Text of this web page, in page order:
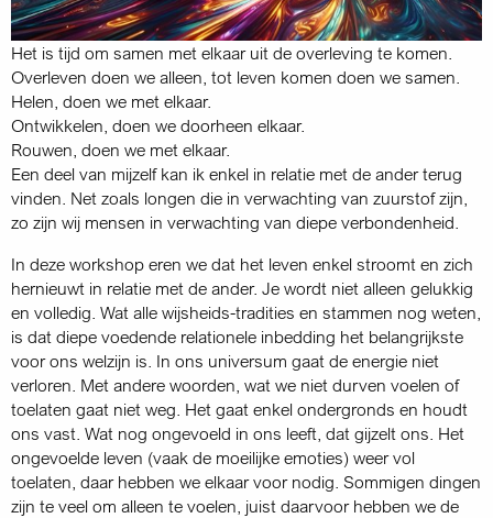
Het is tijd om samen met elkaar uit de overleving te komen.
Overleven doen we alleen, tot leven komen doen we samen.
Helen, doen we met elkaar.
Ontwikkelen, doen we doorheen elkaar.
Rouwen, doen we met elkaar.
Een deel van mijzelf kan ik enkel in relatie met de ander terug
vinden. Net zoals longen die in verwachting van zuurstof zijn,
zo zijn wij mensen in verwachting van diepe verbondenheid.
In deze workshop eren we dat het leven enkel stroomt en zich
hernieuwt in relatie met de ander. Je wordt niet alleen gelukkig
en volledig. Wat alle wijsheids-tradities en stammen nog weten,
is dat diepe voedende relationele inbedding het belangrijkste
voor ons welzijn is. In ons universum gaat de energie niet
verloren. Met andere woorden, wat we niet durven voelen of
toelaten gaat niet weg. Het gaat enkel ondergronds en houdt
ons vast. Wat nog ongevoeld in ons leeft, dat gijzelt ons. Het
ongevoelde leven (vaak de moeilijke emoties) weer vol
toelaten, daar hebben we elkaar voor nodig. Sommigen dingen
zijn te veel om alleen te voelen, juist daarvoor hebben we de